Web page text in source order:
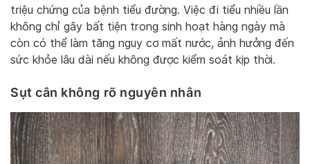
triệu chứng của bệnh tiểu đường. Việc đi tiểu nhiều lần
không chỉ gây bất tiện trong sinh hoạt hàng ngày mà
còn có thể làm tăng nguy cơ mất nước, ảnh hưởng đến
sức khỏe lâu dài nếu không được kiểm soát kịp thời.
Sụt cân không rõ nguyên nhân